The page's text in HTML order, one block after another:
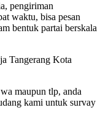
pengiriman
waktu, bisa pesan
bentuk partai berskala
maupun tlp, anda
kami untuk survay